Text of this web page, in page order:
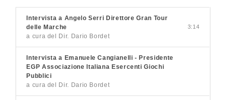
Intervista a Angelo Serri Direttore Gran Tour
delle Marche
a cura del Dir. Dario Bordet
3:14
Intervista a Emanuele Cangianelli - Presidente
EGP Associazione Italiana Esercenti Giochi
Pubblici
a cura del Dir. Dario Bordet